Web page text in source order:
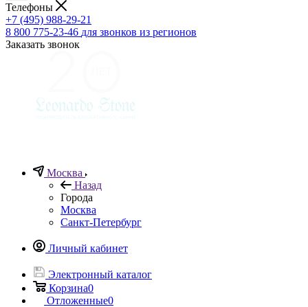
Телефоны
+7 (495) 988-29-21
8 800 775-23-46 для звонков из регионов
Заказать звонок
Москва
Назад
Города
Москва
Санкт-Петербург
Личный кабинет
Электронный каталог
Корзина0
Отложенные0